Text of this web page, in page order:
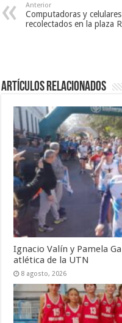
Anterior
Computadoras y
recolectados en la plaza
Artículos Relacionados
Ignacio Valín y Pamela
atlética de la UTN
8 agosto, 2026